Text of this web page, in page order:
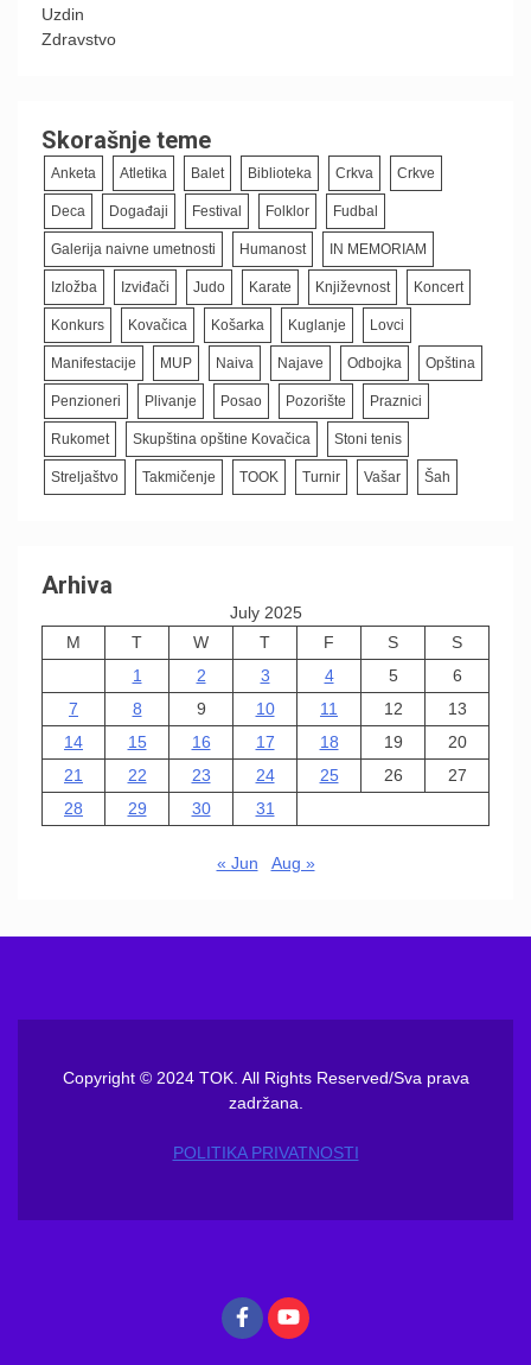
Uzdin
Zdravstvo
Skorašnje teme
Anketa Atletika Balet Biblioteka Crkva Crkve
Deca Događaji Festival Folklor Fudbal
Galerija naivne umetnosti Humanost IN MEMORIAM
Izložba Izviđači Judo Karate Književnost Koncert
Konkurs Kovačica Košarka Kuglanje Lovci
Manifestacije MUP Naiva Najave Odbojka Opština
Penzioneri Plivanje Posao Pozorište Praznici
Rukomet Skupština opštine Kovačica Stoni tenis
Streljaštvo Takmičenje TOOK Turnir Vašar Šah
Arhiva
July 2025
M
T W T F S
S
1
2 3 4 5
6
7
8 9 10 11 12
13
14
15 16 17 18 19
20
21
22 23 24 25 26
27
28
29 30 31
« Jun Aug »
Copyright © 2024 TOK. All Rights Reserved/Sva prava
zadržana.
POLITIKA PRIVATNOSTI